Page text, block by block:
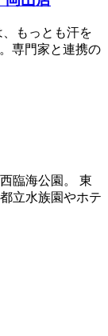
もっとも汗を
専門家と連携の
臨海公園。 東
立水族園やホテ